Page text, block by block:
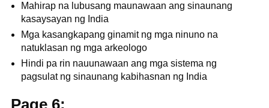
Mahirap na lubusang maunawaan ang sinaunang
kasaysayan ng India
Mga kasangkapang ginamit ng mga ninuno na
natuklasan ng mga arkeologo
Hindi pa rin nauunawaan ang mga sistema ng
pagsulat ng sinaunang kabihasnan ng India